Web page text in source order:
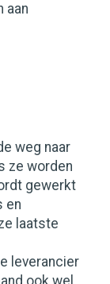
aan
weg naar
ze worden
gewerkt
en
laatste
leverancier